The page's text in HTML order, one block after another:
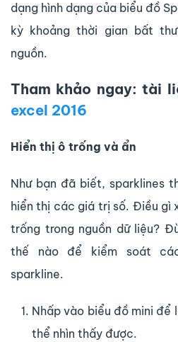
dạng hình dạng của biểu đồ
kỳ khoảng thời gian bất
nguồn.
Tham khảo ngay: tài
excel 2016
Hiển thị ô trống và ẩn
Như bạn đã biết, sparklines
hiển thị các giá trị số. Điều gì
trống trong nguồn dữ liệu?
thế nào để kiểm soát
sparkline.
Nhấp vào biểu đồ mini để
thể nhìn thấy được.